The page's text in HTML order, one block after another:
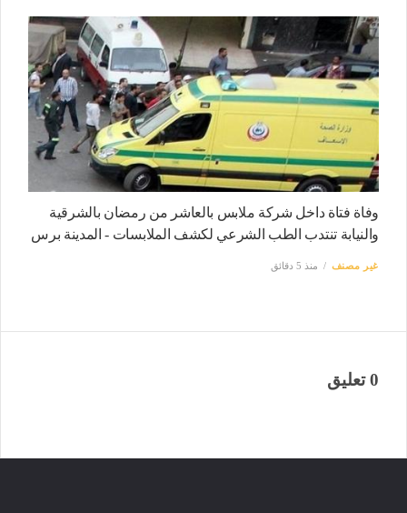
وفاة فتاة داخل شركة ملابس بالعاشر من رمضان بالشرقية
والنيابة تنتدب الطب الشرعي لكشف الملابسات - المدينة برس
غير مصنف منذ 5 دقائق
0 تعليق